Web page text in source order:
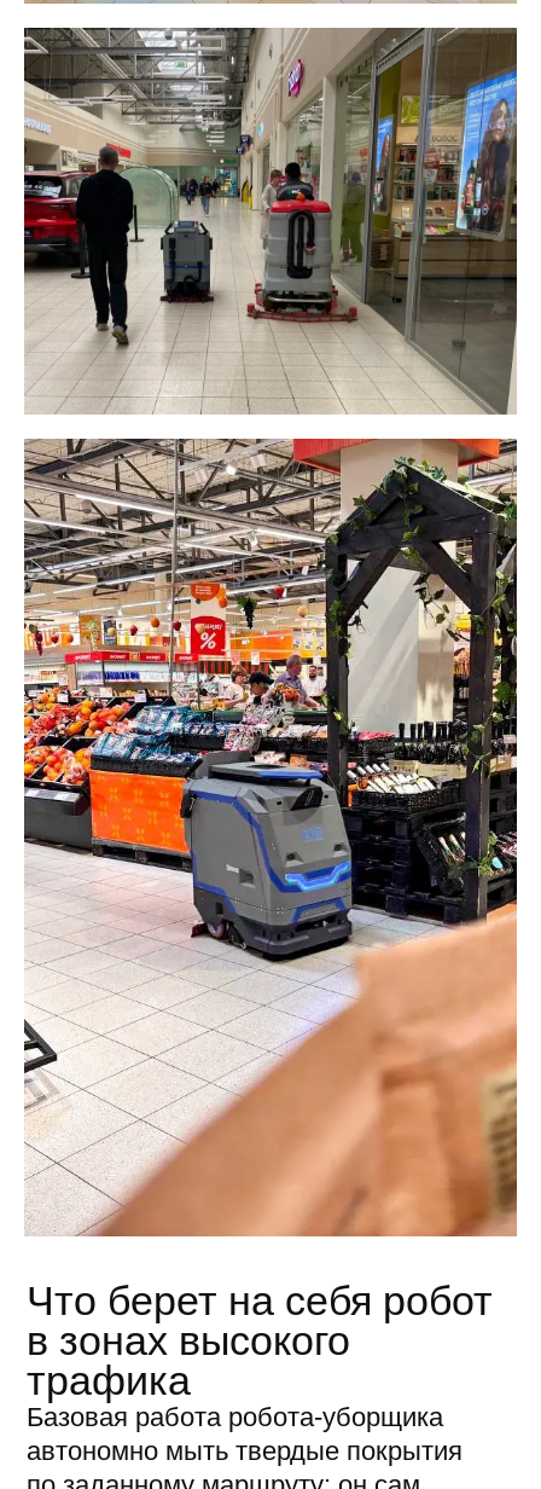
По ней быстро видно, что робот
действительно отмывает покрытие.
На что обратить
внимание при выборе
робота для зон высокого
трафика
Базовые критерии: качество мойки,
автономность, обслуживание,
поддержка одинаковы для любого
объекта, и подробно мы свели
их в гайде «
Робот-уборщик для
торгового центра: на что обратить
внимание при выборе».
Здесь остановимся только на том, что
критично именно в местах с большим
Заметность и предсказуемость
в потоке
Робот должен быть виден издалека
и понятен окружающим: проблесковый
маячок, плавные маневры, готовность
уступить дорогу.
Так мы дооснащаем робота по запросу клиента,
если необходимо.
Работа в распределенных зонах,
в том числе без базовой станции
Например, это этажи, удаленные залы
и участки, куда не дотянуть док-
станцию. Хорошо, если робот
уверенно работает вдали от базы,
и его можно гибко перебрасывать
между зонами.
Разграничение прав и отчетность
С роботом на большом объекте
взаимодействуют разные смены
и подрядчики. Нужны понятные права
доступа: кто запускает и меняет
маршрут. Следующий пункт это
отчетность, например фотофиксация
Возможность удаленной
Поток и расписание объекта меняются,
маршрут приходится корректировать.
Чем проще сделать это дистанционно,
без выезда на место, тем дешевле
сопровождение.
Эти пункты не отменяют базовых